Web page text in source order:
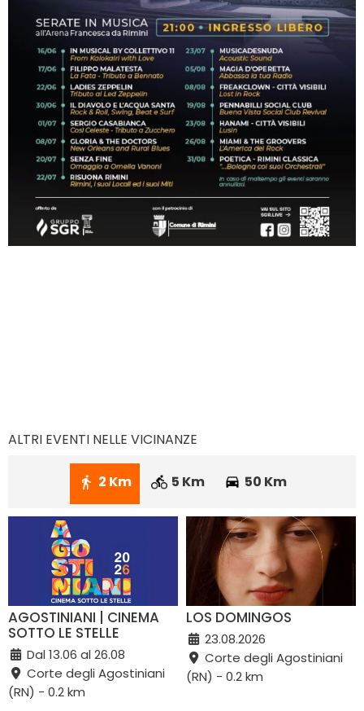
ALTRI EVENTI NELLE VICINANZE
2 Km 5 Km 50 Km
AGOSTINIANI | CINEMA
SOTTO LE STELLE
Dal 13.06 al 26.08
Corte degli Agostiniani
(RN) - 0.2 km
LOS DOMINGOS
23.08.2026
Corte degli Agostiniani
(RN) - 0.2 km